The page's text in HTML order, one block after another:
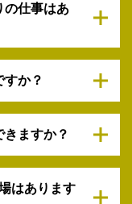
の仕事はあ
か？
ますか？
はあります